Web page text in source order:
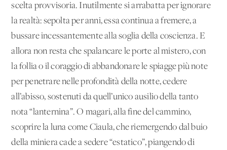
scelta provvisoria. Inutilmente si arrabatta per ignorare
la realtà: sepolta per anni, essa continua a fremere, a
bussare incessantemente alla soglia della coscienza. E
allora non resta che spalancare le porte al mistero, con
la follia o il coraggio di abbandonare le spiagge più note
per penetrare nelle profondità della notte, cedere
all’abisso, sostenuti da quell’unico ausilio della tanto
nota “lanternina”. O magari, alla fine del cammino,
scoprire la luna come Ciaula, che riemergendo dal buio
della miniera cade a sedere “estatico”, piangendo di